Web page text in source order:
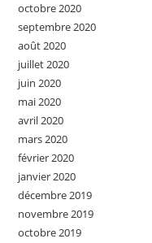
octobre 2020
septembre 2020
août 2020
juillet 2020
juin 2020
mai 2020
avril 2020
mars 2020
février 2020
janvier 2020
décembre 2019
novembre 2019
octobre 2019